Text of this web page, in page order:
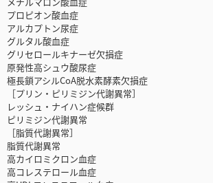
プロピオン酸血症
アルカプトン尿症
グルタル酸血症
グリセロールキナーゼ欠損症
原発性高シュウ酸尿症
極長鎖アシルCoA脱水素酵素欠損症
［プリン・ピリミジン代謝異常］
レッシュ・ナイハン症候群
ピリミジン代謝異常
［脂質代謝異常］
脂質代謝異常
高カイロミクロン血症
高コレステロール血症